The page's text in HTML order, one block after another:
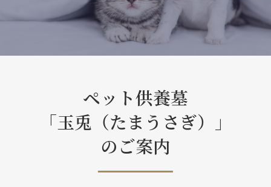
ペット供養墓
「玉兎（たまうさぎ）」
のご案内